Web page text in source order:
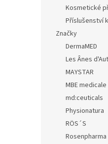
Kosmetické
Příslušenství
Značky
DermaMED
Les Ânes
MAYSTAR
MBE medicale
md:ceuticals
Physionatura
RÖS´S
Rosenpharma